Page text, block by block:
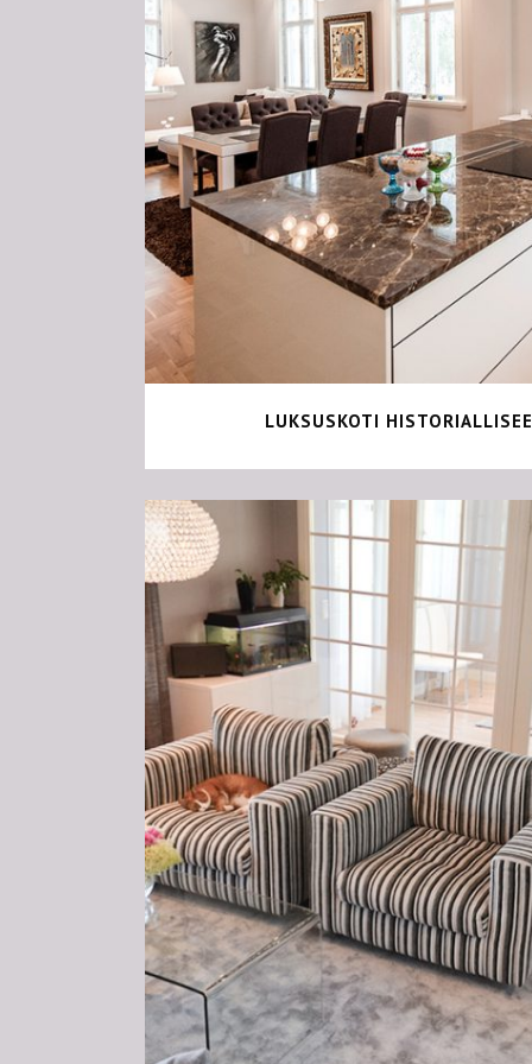
LUKSUSKOTI